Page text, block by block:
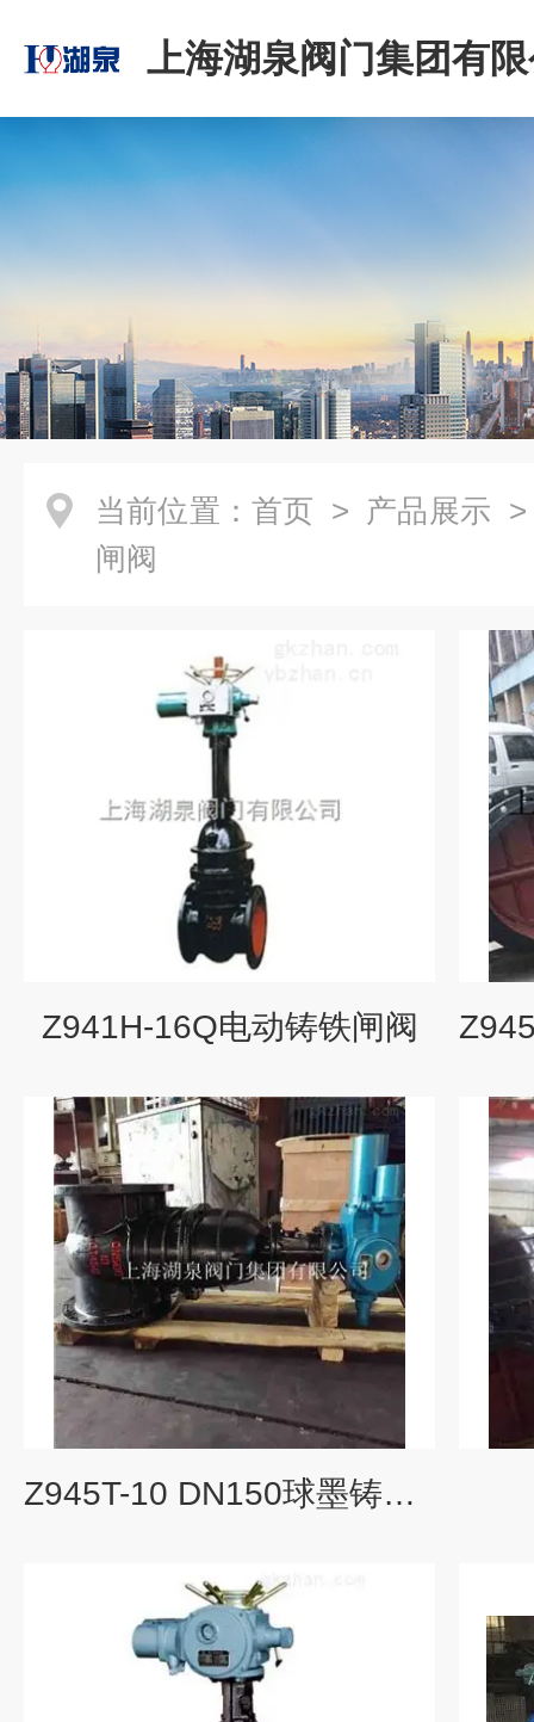
上海湖泉阀门集团有
当前位置： 首页 > 产品展示
闸阀
Z941H-16Q电动铸铁闸阀
Z945T-10 DN150球墨铸铁材质电动闸阀